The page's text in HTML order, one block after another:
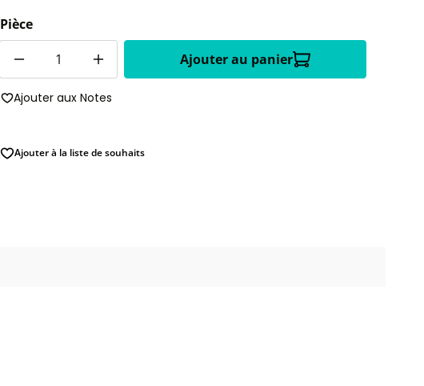
Pièce
Ajouter au panier
Ajouter aux Notes
Ajouter à la liste de souhaits